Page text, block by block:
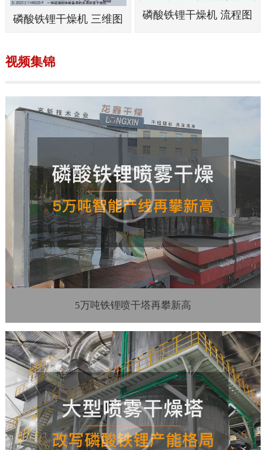
磷酸铁锂干燥机 三维图 磷酸铁锂干燥机 流程图
视频集锦
5万吨铁锂喷干塔再攀新高